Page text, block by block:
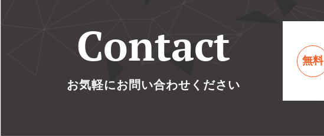
Contact
お気軽にお問い合わせください
無料